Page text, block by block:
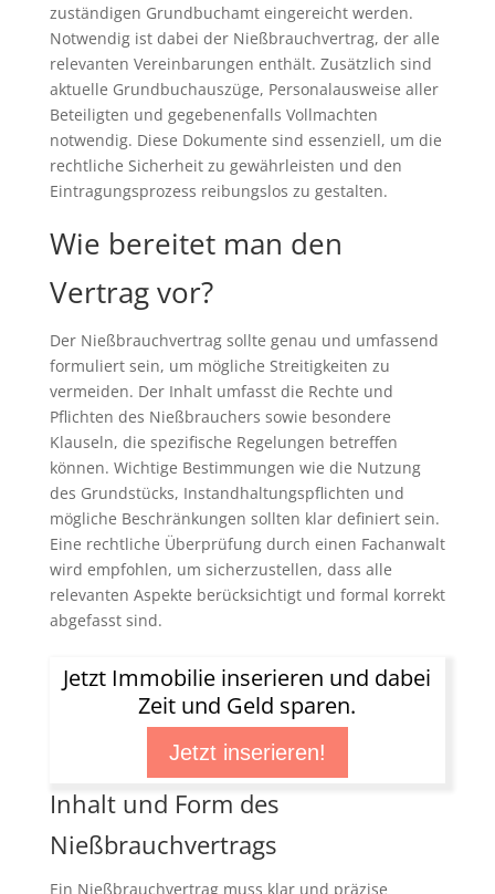
zuständigen Grundbuchamt eingereicht werden.
Notwendig ist dabei der Nießbrauchvertrag, der alle
relevanten Vereinbarungen enthält. Zusätzlich sind
aktuelle Grundbuchauszüge, Personalausweise aller
Beteiligten und gegebenenfalls Vollmachten
notwendig. Diese Dokumente sind essenziell, um die
rechtliche Sicherheit zu gewährleisten und den
Eintragungsprozess reibungslos zu gestalten.
Wie bereitet man den
Vertrag vor?
Der Nießbrauchvertrag sollte genau und umfassend
formuliert sein, um mögliche Streitigkeiten zu
vermeiden. Der Inhalt umfasst die Rechte und
Pflichten des Nießbrauchers sowie besondere
Klauseln, die spezifische Regelungen betreffen
können. Wichtige Bestimmungen wie die Nutzung
des Grundstücks, Instandhaltungspflichten und
mögliche Beschränkungen sollten klar definiert sein.
Eine rechtliche Überprüfung durch einen Fachanwalt
wird empfohlen, um sicherzustellen, dass alle
relevanten Aspekte berücksichtigt und formal korrekt
abgefasst sind.
Jetzt Immobilie inserieren und dabei
Zeit und Geld sparen.
Jetzt inserieren!
Inhalt und Form des
Nießbrauchvertrags
Ein Nießbrauchvertrag muss klar und präzise